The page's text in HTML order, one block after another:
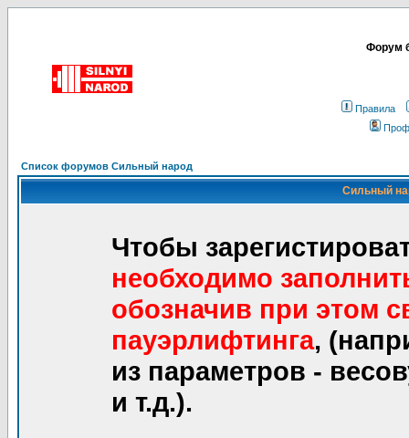
Форум
Правила
Список форумов Сильный народ
Сильный
Чтобы
необходимо
обозначив при этом
пауэрлифтинга,
из параметров -
и т.д.).